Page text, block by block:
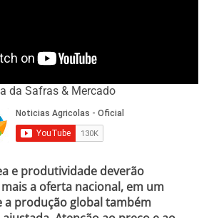
da Safras & Mercado
e produtividade deverão
a oferta nacional, em um
a produção global também